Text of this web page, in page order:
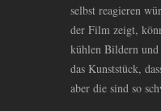
selbst reagieren
der Film zeigt,
kühlen Bildern und
das Kunststück,
aber die sind so